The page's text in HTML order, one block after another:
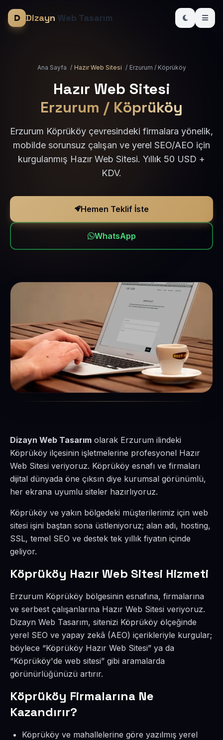
Dizayn Web Tasarım
Ana Sayfa / Hazır Web Sitesi / Erzurum / Köprüköy
Hazır Web Sitesi
Erzurum / Köprüköy
Erzurum Köprüköy çevresindeki firmalara yönelik,
mobilde sorunsuz çalışan ve yerel SEO/AEO için
kurgulanmış Hazır Web Sitesi. Yıllık 50 USD +
KDV.
Hemen Teklif İste
WhatsApp
Dizayn Web Tasarım olarak Erzurum ilindeki
Köprüköy ilçesinin işletmelerine profesyonel Hazır
Web Sitesi veriyoruz. Köprüköy esnafı ve firmaları
dijital dünyada öne çıksın diye kurumsal görünümlü,
her ekrana uyumlu siteler hazırlıyoruz.
Köprüköy ve yakın bölgedeki müşterilerimiz için web
sitesi işini baştan sona üstleniyoruz; alan adı, hosting,
SSL, temel SEO ve destek tek yıllık fiyatın içinde
geliyor.
Köprüköy Hazır Web Sitesi Hizmeti
Erzurum Köprüköy bölgesinin esnafına, firmalarına
ve serbest çalışanlarına Hazır Web Sitesi veriyoruz.
Dizayn Web Tasarım, sitenizi Köprüköy ölçeğinde
yerel SEO ve yapay zekâ (AEO) içerikleriyle kurgular;
böylece “Köprüköy Hazır Web Sitesi” ya da
“Köprüköy'de web sitesi” gibi aramalarda
görünürlüğünüzü artırır.
Köprüköy Firmalarına Ne
Kazandırır?
Köprüköy ve mahallelerine göre yazılmış yerel